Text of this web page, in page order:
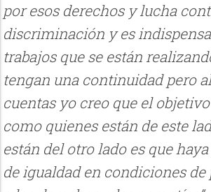
por esos derechos y lucha
discriminación y es
trabajos que se están
tengan una continuidad pero
cuentas yo creo que el
como quienes están de este
están del otro lado es que
de igualdad en condiciones